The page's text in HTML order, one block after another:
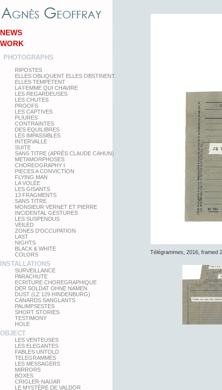
NEWS
WORK
PHOTOGRAPHS
RIPOSTES
ELLES OBLIQUENT ELLES OBSTINENT
ELLES TEMPETENT
LA FEMME QUI CHAVIRE
LES REGARDEUSES
LES CHUTES
PROOFS
LES CAPTIVES
PLIURES
CONTRAINTES
DES EQUILIBRES
LES IMPASSIBLES
INTERVALLE
SUITE
SANS TITRE (APRÈS CLAUDE CAHUN)
METAMORPHOSES
CHOREOGRAPHY I
PIECES A CONVICTION
FLYING MAN
LA VOLÉE
LES GISANTS
13 FRAGMENTS
SANS TITRE
MONSIEUR VERNET ET PIERRE
INCIDENTAL GESTURES
LES SUSPENDUS
VEILED
ZONES D'OCCUPATION
LAST
NIGHTS
BLACK & WHITE
COLORS
INSTALLATIONS
SURVEILLANCE
PARACHUTE
ECRITURE CHOREGRAPHIQUE
DER SOLDAT OHNE NAMEN
DUST (LZ 129 HINDENBURG)
CANARDS SANGLANTS
PALIMPSESTES
SHORT STORIES
TESTIMONY
HOLE
OBJECT
LES VENTEUSES
LES ELEGANTES
FABLES UNTOLD
TELEGRAMMES
LES MESSAGERS
MIRRORS
BOXES
CRIGLER-NAIJAR
LE MYSTÈRE DE VALDOR
Télégrammes, 2016, framed